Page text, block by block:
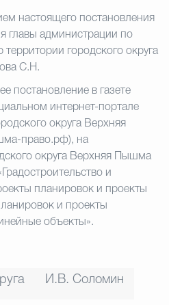
настоящего постановления
главы администрации по
территории городского округа
С.Н.
постановление в газете
интернет-портале
округа Верхняя
право.рф), на
округа Верхняя Пышма
и
планировок и проекты
и проекты
объекты».
И.В. Соломин